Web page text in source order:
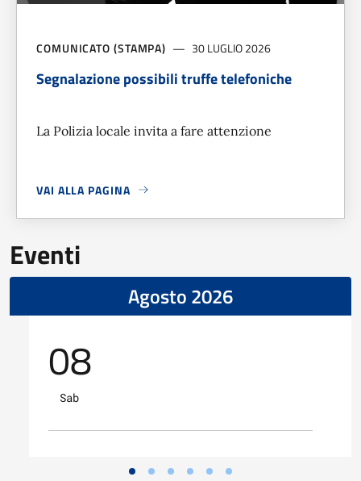
COMUNICATO (STAMPA) 30 LUGLIO 2026
Segnalazione possibili truffe telefoniche
La Polizia locale invita a fare attenzione
VAI ALLA PAGINA
A PROPOSITO DISEGNALAZIONE POSSIBILI TRUFFE
Eventi
Agosto 2026
08
Sab